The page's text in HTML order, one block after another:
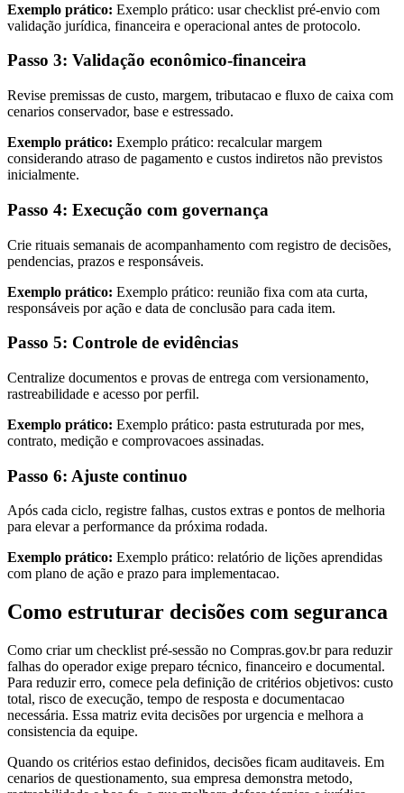
Exemplo prático: Exemplo prático: usar checklist pré-envio com
validação jurídica, financeira e operacional antes de protocolo.
Passo 3: Validação econômico-financeira
Revise premissas de custo, margem, tributacao e fluxo de caixa com
cenarios conservador, base e estressado.
Exemplo prático: Exemplo prático: recalcular margem
considerando atraso de pagamento e custos indiretos não previstos
inicialmente.
Passo 4: Execução com governança
Crie rituais semanais de acompanhamento com registro de decisões,
pendencias, prazos e responsáveis.
Exemplo prático: Exemplo prático: reunião fixa com ata curta,
responsáveis por ação e data de conclusão para cada item.
Passo 5: Controle de evidências
Centralize documentos e provas de entrega com versionamento,
rastreabilidade e acesso por perfil.
Exemplo prático: Exemplo prático: pasta estruturada por mes,
contrato, medição e comprovacoes assinadas.
Passo 6: Ajuste continuo
Após cada ciclo, registre falhas, custos extras e pontos de melhoria
para elevar a performance da próxima rodada.
Exemplo prático: Exemplo prático: relatório de lições aprendidas
com plano de ação e prazo para implementacao.
Como estruturar decisões com seguranca
Como criar um checklist pré-sessão no Compras.gov.br para reduzir
falhas do operador exige preparo técnico, financeiro e documental.
Para reduzir erro, comece pela definição de critérios objetivos: custo
total, risco de execução, tempo de resposta e documentacao
necessária. Essa matriz evita decisões por urgencia e melhora a
consistencia da equipe.
Quando os critérios estao definidos, decisões ficam auditaveis. Em
cenarios de questionamento, sua empresa demonstra metodo,